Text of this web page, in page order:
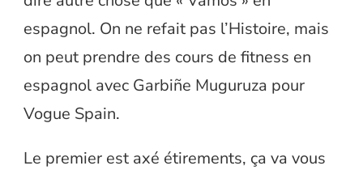
espagnol. On ne refait pas l’Histoire, mais
on peut prendre des cours de fitness en
espagnol avec Garbiñe Muguruza pour
Vogue Spain.
Le premier est axé étirements, ça va vous